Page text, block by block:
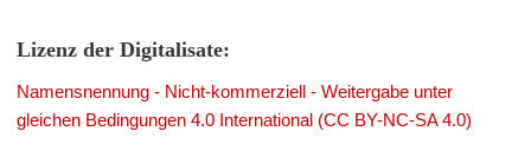
Lizenz der Digitalisate:
Namensnennung - Nicht-kommerziell - Weitergabe unter
gleichen Bedingungen 4.0 International (CC BY-NC-SA 4.0)